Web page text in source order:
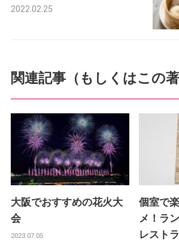
2022.02.25
関連記事（もしくはこの著
大阪でおすすめの花火大
会
2023.07.05
個室で
メ！ラ
レスト